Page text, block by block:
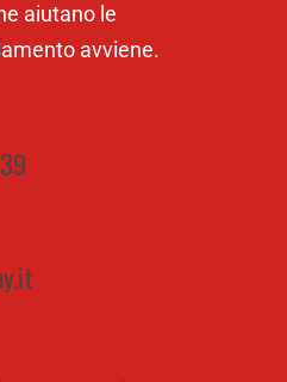
aiutano le
avviene.